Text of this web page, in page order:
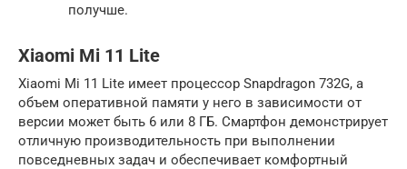
получше.
Xiaomi Mi 11 Lite
Xiaomi Mi 11 Lite имеет процессор Snapdragon 732G, а
объем оперативной памяти у него в зависимости от
версии может быть 6 или 8 ГБ. Смартфон демонстрирует
отличную производительность при выполнении
повседневных задач и обеспечивает комфортный